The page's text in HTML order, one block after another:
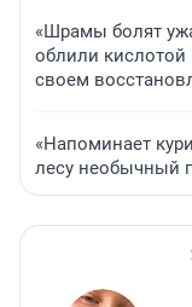
«Шрамы болят
облили кислотой
своем
«Напоминает
лесу необычный